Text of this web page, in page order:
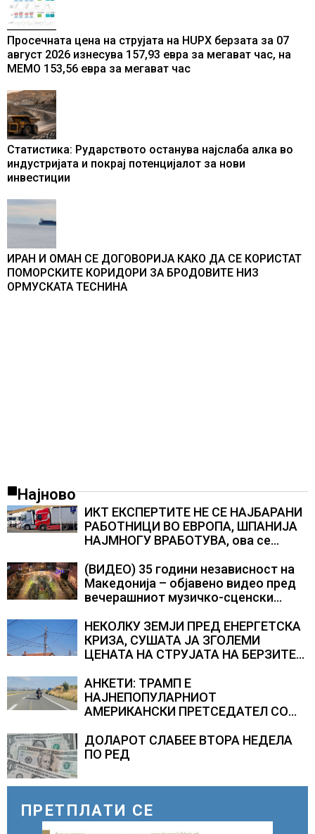
Просечната цена на струјата на HUPX берзата за 07
август 2026 изнесува 157,93 евра за мегават час, на
МЕМО 153,56 евра за мегават час
Статистика: Рударството останува најслаба алка во
индустријата и покрај потенцијалот за нови
инвестиции
ИРАН И ОМАН СЕ ДОГОВОРИЈА КАКО ДА СЕ КОРИСТАТ
ПОМОРСКИТЕ КОРИДОРИ ЗА БРОДОВИТЕ НИЗ
ОРМУСКАТА ТЕСНИНА
Најново
ИКТ ЕКСПЕРТИТЕ НЕ СЕ НАЈБАРАНИ
РАБОТНИЦИ ВО ЕВРОПА, ШПАНИЈА
НАЈМНОГУ ВРАБОТУВА, oва се
година
(ВИДЕО) 35 години независност на
Македонија – објавено видео пред
вечерашниот музичко-сценски
НЕКОЛКУ ЗЕМЈИ ПРЕД ЕНЕРГЕТСКА
КРИЗА, СУШАТА ЈА ЗГОЛЕМИ
ЦЕНАТА НА СТРУЈАТА НА БЕРЗИТЕ
АНКЕТИ: ТРАМП Е
НАЈНЕПОПУЛАРНИОТ
АМЕРИКАНСКИ ПРЕТСЕДАТЕЛ СО
резултатите од последните анкети
ДОЛАРОТ СЛАБЕЕ ВТОРА НЕДЕЛА
ПО РЕД
ПРЕТПЛАТИ СЕ